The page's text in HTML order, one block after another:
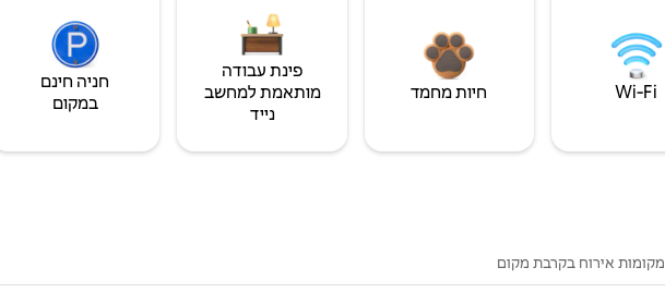
Wi‑Fi חיות מחמד
פינת עבודה
מותאמת למחשב
נייד
חניה חינם
במקום
מקומות אירוח בקרבת מקום